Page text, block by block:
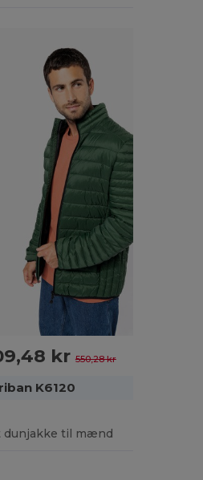
kr 550,28 kr
K6120
dunjakke til mænd